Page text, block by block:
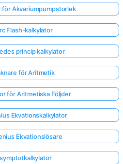
för Akvariumpumpstorlek
Flash-kalkylator
princip kalkylator
för Aritmetik
för Aritmetiska Följder
Ekvationskalkylator
Ekvationslösare